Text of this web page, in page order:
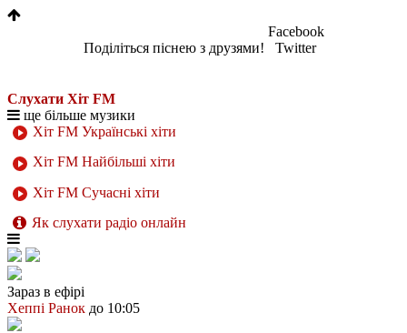
Поділіться піснею з друзями!
Facebook
Twitter
Слухати Хіт FM
ще більше музики
Хіт FM Українські хіти
Хіт FM Найбільші хіти
Хіт FM Сучасні хіти
Як слухати радіо онлайн
Зараз в ефірі
Хеппі Ранок до 10:05